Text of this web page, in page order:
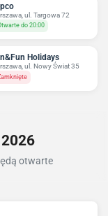
ul. Targowa 72
do 20:00
Holidays
ul. Nowy Świat 35
otwarte